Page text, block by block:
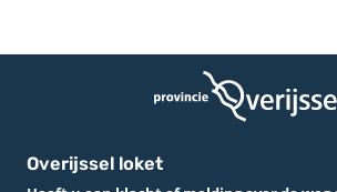
Overijssel loket